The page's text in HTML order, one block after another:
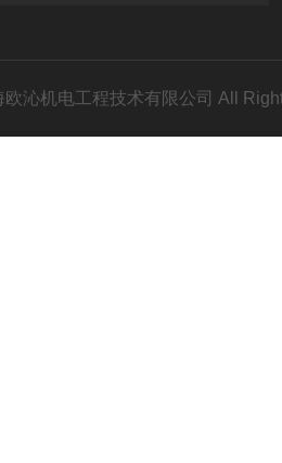
欧沁机电工程技术有限公司 All